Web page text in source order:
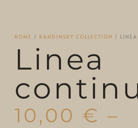
HOME / KANDINSKY COLLECTION / LINEA
Linea
10,00 € –